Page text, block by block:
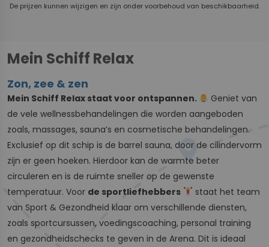
De prijzen kunnen wijzigen en zijn onder voorbehoud van beschikbaarheid.
Mein Schiff Relax
Zon, zee & zen
Mein Schiff Relax staat voor ontspannen.
Geniet van
de vele wellnessbehandelingen die worden aangeboden
zoals, massages, sauna’s en cosmetische behandelingen.
Exclusief op dit schip is de barrel sauna, door de cilindervorm
zijn er geen hoeken. Hierdoor kan de warmte beter
circuleren en is de ruimte sneller op de gewenste
temperatuur. Voor de sportliefhebbers
staat het team
van Sport & Gezondheid klaar om verschillende diensten,
zoals sportcursussen, voedingscoaching, personal training
en gezondheidschecks te geven in de Arena. Dit is ideaal